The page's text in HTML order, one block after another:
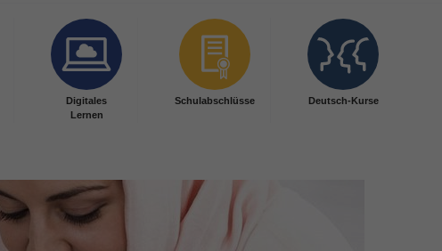
Digitales
Lernen
Schulabschlüsse Deutsch-Kurse